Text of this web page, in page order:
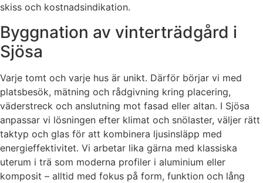
skiss och kostnadsindikation.
Byggnation av vinterträdgård i
Sjösa
Varje tomt och varje hus är unikt. Därför börjar vi med
platsbesök, mätning och rådgivning kring placering,
väderstreck och anslutning mot fasad eller altan. I Sjösa
anpassar vi lösningen efter klimat och snölaster, väljer rätt
taktyp och glas för att kombinera ljusinsläpp med
energieffektivitet. Vi arbetar lika gärna med klassiska
uterum i trä som moderna profiler i aluminium eller
komposit – alltid med fokus på form, funktion och lång